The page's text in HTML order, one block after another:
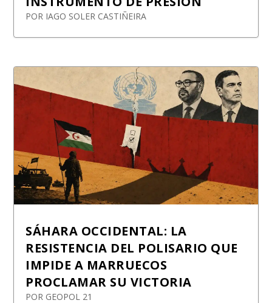
POR IAGO SOLER CASTIÑEIRA
SÁHARA OCCIDENTAL: LA
RESISTENCIA DEL POLISARIO QUE
IMPIDE A MARRUECOS
PROCLAMAR SU VICTORIA
POR GEOPOL 21